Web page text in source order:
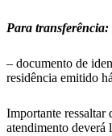
Para transferência:
– documento de
residência emitido
Importante ressaltar
atendimento deverá